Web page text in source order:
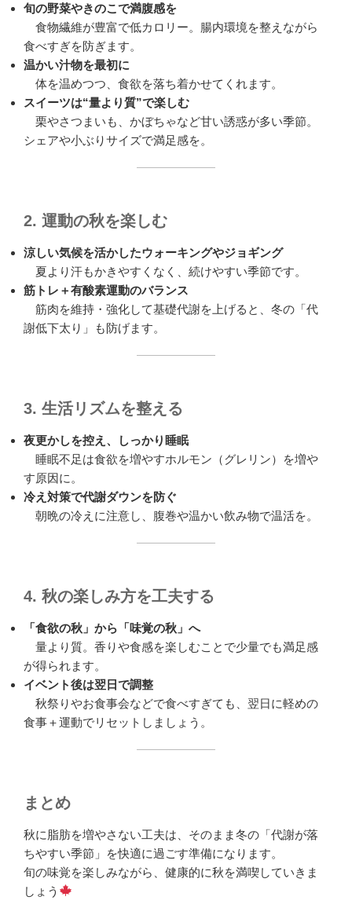
旬の野菜やきのこで満腹感を
食物繊維が豊富で低カロリー。腸内環境を整えながら
食べすぎを防ぎます。
温かい汁物を最初に
体を温めつつ、食欲を落ち着かせてくれます。
スイーツは“量より質”で楽しむ
栗やさつまいも、かぼちゃなど甘い誘惑が多い季節。
シェアや小ぶりサイズで満足感を。
2. 運動の秋を楽しむ
涼しい気候を活かしたウォーキングやジョギング
夏より汗もかきやすくなく、続けやすい季節です。
筋トレ＋有酸素運動のバランス
筋肉を維持・強化して基礎代謝を上げると、冬の「代
謝低下太り」も防げます。
3. 生活リズムを整える
夜更かしを控え、しっかり睡眠
睡眠不足は食欲を増やすホルモン（グレリン）を増や
す原因に。
冷え対策で代謝ダウンを防ぐ
朝晩の冷えに注意し、腹巻や温かい飲み物で温活を。
4. 秋の楽しみ方を工夫する
「食欲の秋」から「味覚の秋」へ
量より質。香りや食感を楽しむことで少量でも満足感
が得られます。
イベント後は翌日で調整
秋祭りやお食事会などで食べすぎても、翌日に軽めの
食事＋運動でリセットしましょう。
まとめ
秋に脂肪を増やさない工夫は、そのまま冬の「代謝が落
ちやすい季節」を快適に過ごす準備になります。
旬の味覚を楽しみながら、健康的に秋を満喫していきま
しょう